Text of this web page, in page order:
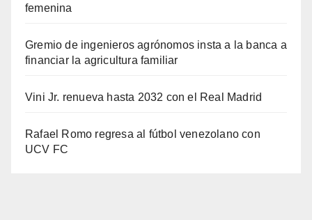
femenina
Gremio de ingenieros agrónomos insta a la banca a
financiar la agricultura familiar
Vini Jr. renueva hasta 2032 con el Real Madrid
Rafael Romo regresa al fútbol venezolano con
UCV FC